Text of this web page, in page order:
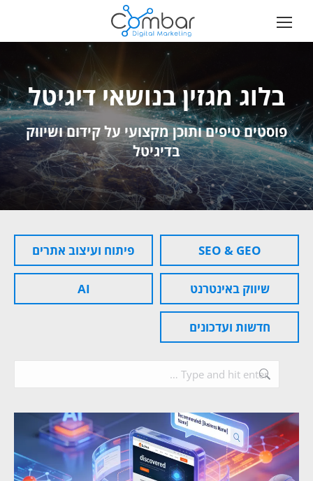
בלוג מגזין בנושאי דיגיטל
פוסטים טיפים ותוכן מקצועי על קידום ושיווק
בדיגיטל
SEO & GEO פיתוח ועיצוב אתרים
שיווק באינטרנט AI
חדשות ועדכונים
Search: